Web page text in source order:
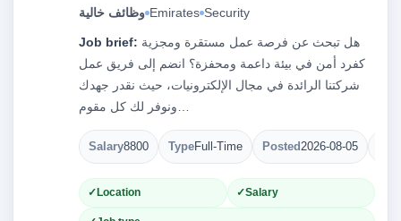
وظائف خالية Emirates Security
Job brief:
كفرد أمن في بيئة داعمة ومحفزة؟ انضم إلى فريق عمل
شركتنا الرائدة في مجال الإلكترونيات، حيث نقدر جهدك
Salary8800 TypeFull-Time Posted2026-08-05
Location Salary